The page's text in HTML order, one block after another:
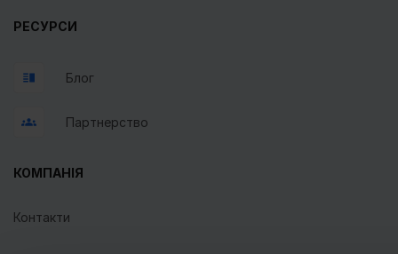
РЕСУРСИ
Блог
Партнерство
КОМПАНІЯ
Контакти